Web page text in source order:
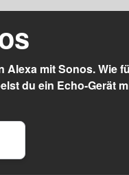
Alexa mit Sonos. Wie
du ein Echo-Gerät